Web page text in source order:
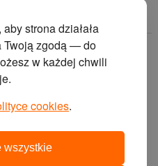
strona działała
Twoją zgodą — do
w każdej chwili
cookies.
wszystkie